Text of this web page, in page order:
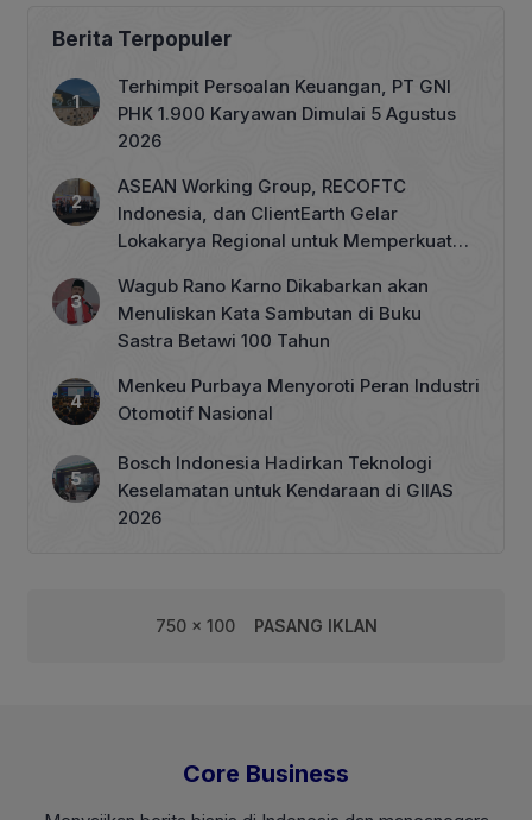
Berita Terpopuler
Terhimpit Persoalan Keuangan, PT GNI
PHK 1.900 Karyawan Dimulai 5 Agustus
2026
ASEAN Working Group, RECOFTC
Indonesia, dan ClientEarth Gelar
Lokakarya Regional untuk Memperkuat
Wagub Rano Karno Dikabarkan akan
Menuliskan Kata Sambutan di Buku
Sastra Betawi 100 Tahun
Menkeu Purbaya Menyoroti Peran Industri
Otomotif Nasional
Bosch Indonesia Hadirkan Teknologi
Keselamatan untuk Kendaraan di GIIAS
2026
750 x 100 PASANG IKLAN
Core Business